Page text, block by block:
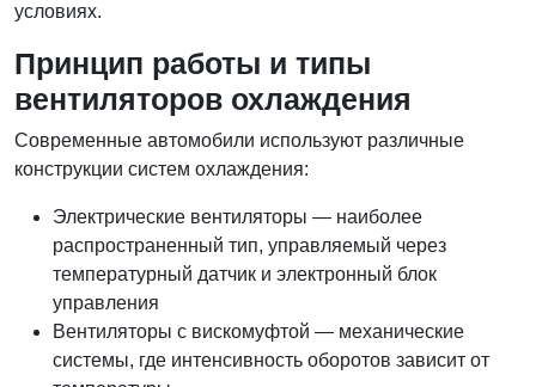
условиях.
Принцип работы и типы
вентиляторов охлаждения
Современные автомобили используют различные
конструкции систем охлаждения:
Электрические вентиляторы — наиболее
распространенный тип, управляемый через
температурный датчик и электронный блок
управления
Вентиляторы с вискомуфтой — механические
системы, где интенсивность оборотов зависит от